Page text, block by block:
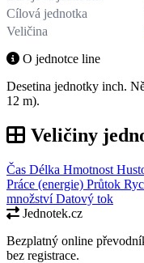
Cílová jednotka
Veličina
O jednotce line
Desetina jednotky inch.
12 m).
Veličiny
Čas Délka Hmotnost
Práce (energie) Průtok
množstvíDatový tok
Jednotek.cz
Bezplatný online
bez registrace.